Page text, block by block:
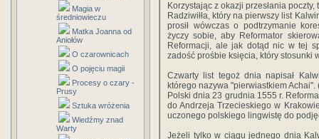
Magia w
średniowieczu
Matka Joanna od
Aniołów
O czarownicach
O pojęciu magii
Procesy o czary -
Prusy
Sztuka wróżenia
Wiedźmy znad
Warty
Korzystając z okazji przesłania
Radziwiłła, który na pierwszy list
prosił wówczas o podtrzymanie
życzy sobie, aby Reformator
Reformacji, ale jak dotąd nic w tej
zadość prośbie księcia, który stosunki
Czwarty list tegoż dnia napisał
którego nazywa "pierwiastkiem
Polski dnia 23 grudnia 1555 r.
do Andrzeja Trzecieskiego w
uczonego polskiego lingwistę do
Jeżeli tylko w ciągu jednego dnia